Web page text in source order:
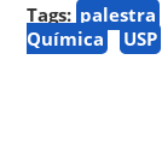
Tags: palestra
Química
USP